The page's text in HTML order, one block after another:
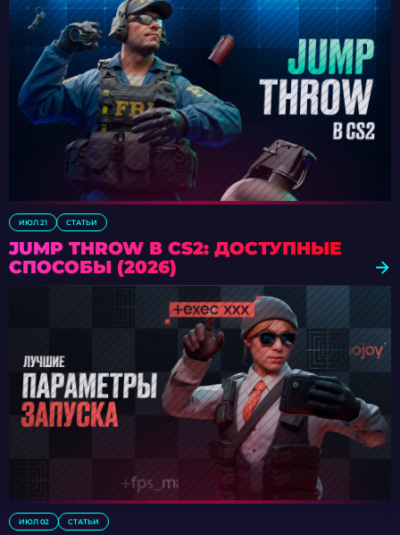
ИЮЛ 21 СТАТЬИ
JUMP THROW В CS2: ДОСТУПНЫЕ
СПОСОБЫ (2026)
ИЮЛ 02 СТАТЬИ